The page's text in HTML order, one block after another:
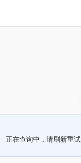
正在查询中，请刷新重试